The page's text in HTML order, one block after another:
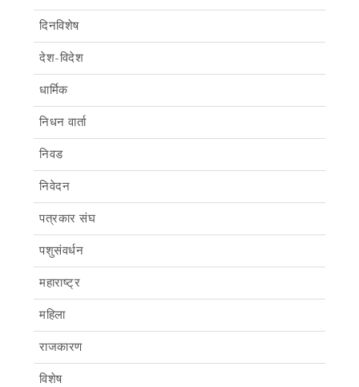
दिनविशेष
देश-विदेश
धार्मिक
निधन वार्ता
निवड
निवेदन
पत्रकार संघ
पशुसंवर्धन
महाराष्ट्र
महिला
राजकारण
विशेष